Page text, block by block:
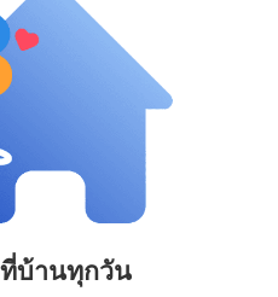
บ้านทุกวัน